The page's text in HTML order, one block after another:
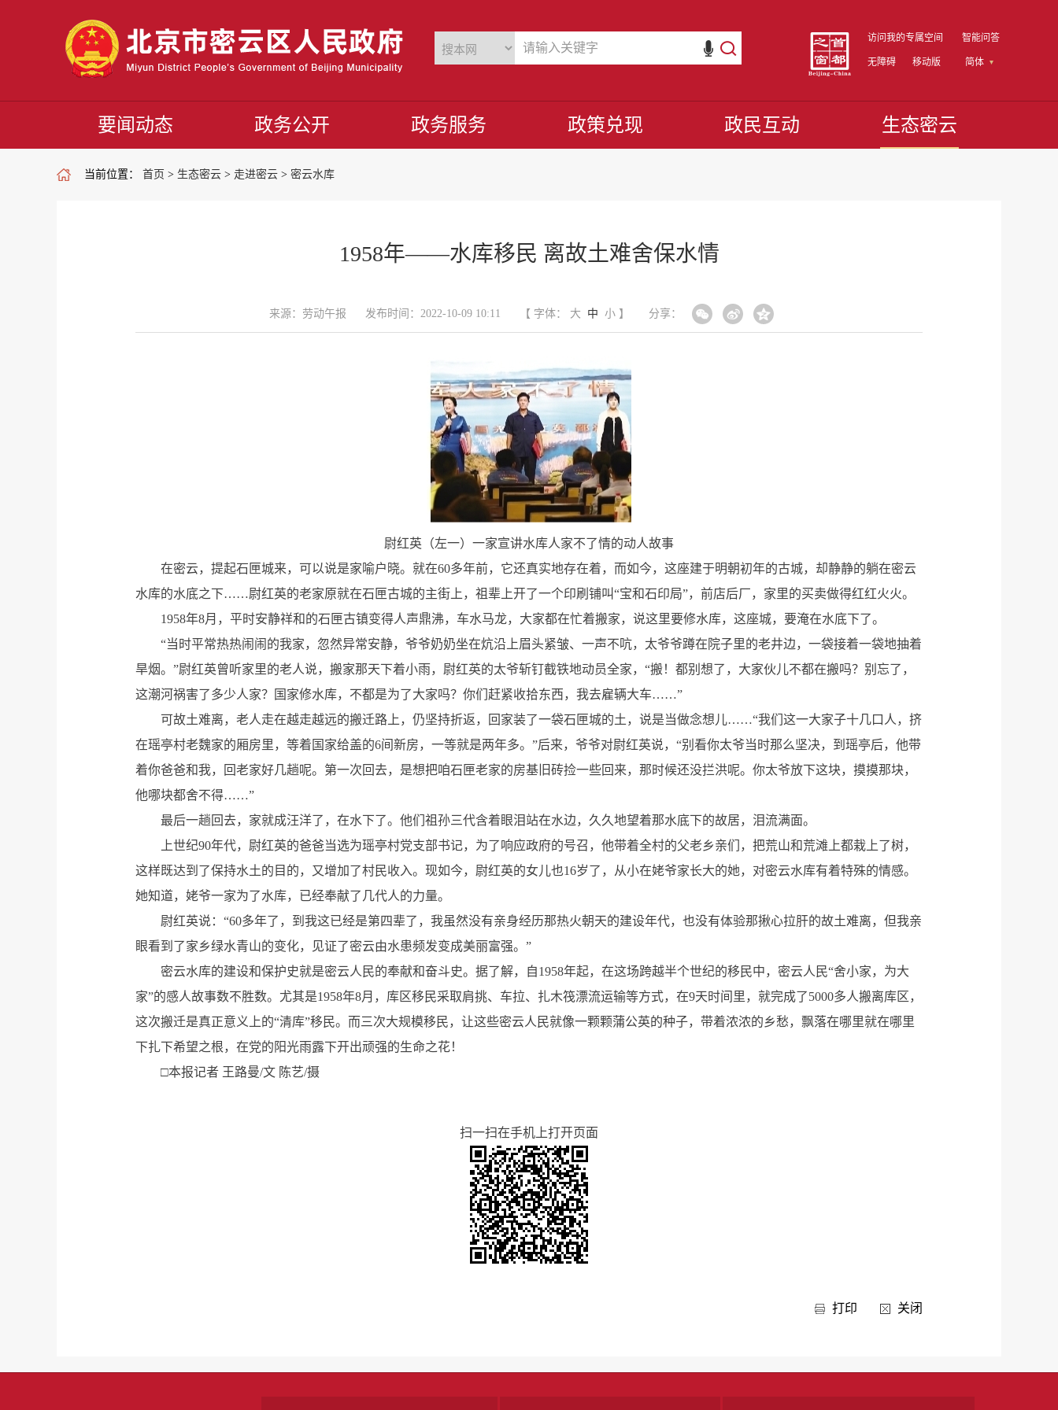
访问我的专属空间 智能问答
无障碍 移动版 简体
要闻动态 政务公开 政务服务 政策兑现 政民互动 生态密云
当前位置： 首页 > 生态密云 > 走进密云 > 密云水库
1958年——水库移民 离故土难舍保水情
来源：劳动午报 发布时间：2022-10-09 10:11 【 字体： 大 中 小】 分享：
尉红英（左一）一家宣讲水库人家不了情的动人故事
在密云，提起石匣城来，可以说是家喻户晓。就在60多年前，它还真实地存在着，而如今，这座建于明朝初年的古城，却静静的躺在密云
水库的水底之下……尉红英的老家原就在石匣古城的主街上，祖辈上开了一个印刷铺叫“宝和石印局”，前店后厂，家里的买卖做得红红火火。
1958年8月，平时安静祥和的石匣古镇变得人声鼎沸，车水马龙，大家都在忙着搬家，说这里要修水库，这座城，要淹在水底下了。
“当时平常热热闹闹的我家，忽然异常安静，爷爷奶奶坐在炕沿上眉头紧皱、一声不吭，太爷爷蹲在院子里的老井边，一袋接着一袋地抽着
旱烟。”尉红英曾听家里的老人说，搬家那天下着小雨，尉红英的太爷斩钉截铁地动员全家，“搬！都别想了，大家伙儿不都在搬吗？别忘了，
这潮河祸害了多少人家？国家修水库，不都是为了大家吗？你们赶紧收拾东西，我去雇辆大车……”
可故土难离，老人走在越走越远的搬迁路上，仍坚持折返，回家装了一袋石匣城的土，说是当做念想儿……“我们这一大家子十几口人，挤
在瑶亭村老魏家的厢房里，等着国家给盖的6间新房，一等就是两年多。”后来，爷爷对尉红英说，“别看你太爷当时那么坚决，到瑶亭后，他带
着你爸爸和我，回老家好几趟呢。第一次回去，是想把咱石匣老家的房基旧砖捡一些回来，那时候还没拦洪呢。你太爷放下这块，摸摸那块，
他哪块都舍不得……”
最后一趟回去，家就成汪洋了，在水下了。他们祖孙三代含着眼泪站在水边，久久地望着那水底下的故居，泪流满面。
上世纪90年代，尉红英的爸爸当选为瑶亭村党支部书记，为了响应政府的号召，他带着全村的父老乡亲们，把荒山和荒滩上都栽上了树，
这样既达到了保持水土的目的，又增加了村民收入。现如今，尉红英的女儿也16岁了，从小在姥爷家长大的她，对密云水库有着特殊的情感。
她知道，姥爷一家为了水库，已经奉献了几代人的力量。
尉红英说：“60多年了，到我这已经是第四辈了，我虽然没有亲身经历那热火朝天的建设年代，也没有体验那揪心拉肝的故土难离，但我亲
眼看到了家乡绿水青山的变化，见证了密云由水患频发变成美丽富强。”
密云水库的建设和保护史就是密云人民的奉献和奋斗史。据了解，自1958年起，在这场跨越半个世纪的移民中，密云人民“舍小家，为大
家”的感人故事数不胜数。尤其是1958年8月，库区移民采取肩挑、车拉、扎木筏漂流运输等方式，在9天时间里，就完成了5000多人搬离库区，
这次搬迁是真正意义上的“清库”移民。而三次大规模移民，让这些密云人民就像一颗颗蒲公英的种子，带着浓浓的乡愁，飘落在哪里就在哪里
下扎下希望之根，在党的阳光雨露下开出顽强的生命之花！
□本报记者 王路曼/文 陈艺/摄
扫一扫在手机上打开页面
打印 关闭